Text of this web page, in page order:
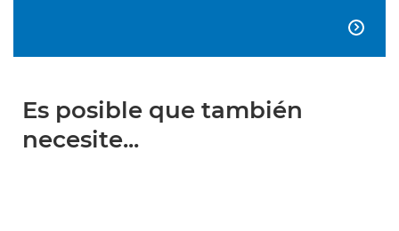

Es posible que también
necesite...